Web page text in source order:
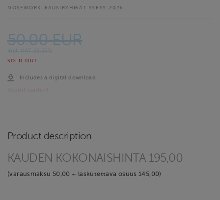
NOSEWORK-KAUSIRYHMÄT SYKSY 2026
50.00 EUR
Incl. VAT 25.50%
SOLD OUT
Includes a digital download
Product description
KAUDEN KOKONAISHINTA 195,00
(varausmaksu 50,00 + laskutettava osuus 145,00)